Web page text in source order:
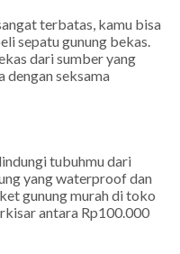
terbatas, kamu bisa
sepatu gunung bekas.
dari sumber yang
dengan seksama
tubuhmu dari
yang waterproof dan
gunung murah di toko
antara Rp100.000